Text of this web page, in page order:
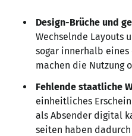
Design-Brüche und
Wechselnde Layouts
sogar innerhalb eines
machen die Nutzung
Fehlende staatliche
einheitliches
als Absender digital
seiten haben